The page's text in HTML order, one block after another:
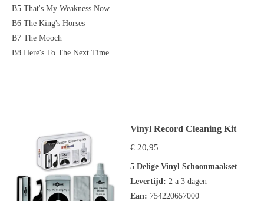
B5 That's My Weakness Now
B6 The King's Horses
B7 The Mooch
B8 Here's To The Next Time
Vinyl Record Cleaning Kit
€ 20,95
5 Delige Vinyl Schoonmaakset
Levertijd: 2 a 3 dagen
Ean: 754220657000